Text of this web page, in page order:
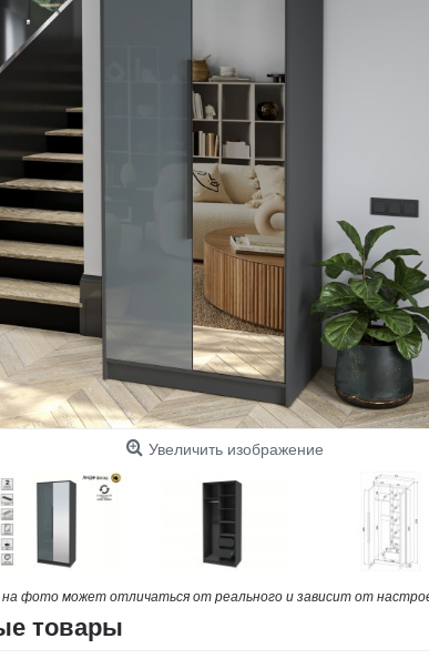
Увеличить изображение
фото может отличаться от реального и зависит от
товары